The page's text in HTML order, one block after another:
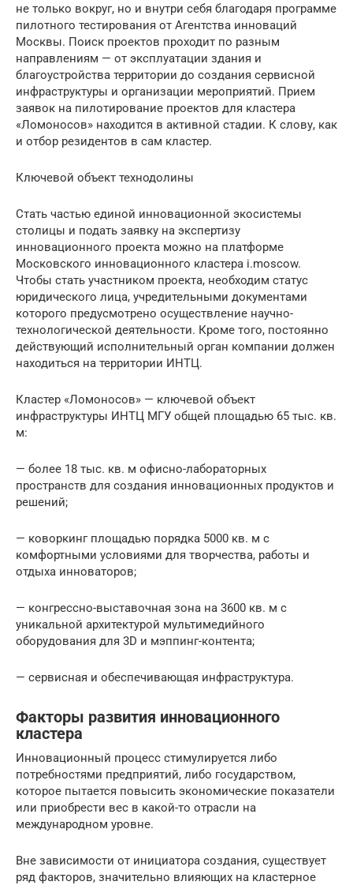
не только вокруг, но и внутри себя благодаря программе
пилотного тестирования от Агентства инноваций
Москвы. Поиск проектов проходит по разным
направлениям — от эксплуатации здания и
благоустройства территории до создания сервисной
инфраструктуры и организации мероприятий. Прием
заявок на пилотирование проектов для кластера
«Ломоносов» находится в активной стадии. К слову, как
и отбор резидентов в сам кластер.
Ключевой объект технодолины
Стать частью единой инновационной экосистемы
столицы и подать заявку на экспертизу
инновационного проекта можно на платформе
Московского инновационного кластера i.moscow.
Чтобы стать участником проекта, необходим статус
юридического лица, учредительными документами
которого предусмотрено осуществление научно-
технологической деятельности. Кроме того, постоянно
действующий исполнительный орган компании должен
находиться на территории ИНТЦ.
Кластер «Ломоносов» — ключевой объект
инфраструктуры ИНТЦ МГУ общей площадью 65 тыс. кв.
м:
— более 18 тыс. кв. м офисно-лабораторных
пространств для создания инновационных продуктов и
решений;
— коворкинг площадью порядка 5000 кв. м с
комфортными условиями для творчества, работы и
отдыха инноваторов;
— конгрессно-выставочная зона на 3600 кв. м с
уникальной архитектурой мультимедийного
оборудования для 3D и мэппинг-контента;
— сервисная и обеспечивающая инфраструктура.
Факторы развития инновационного
кластера
Инновационный процесс стимулируется либо
потребностями предприятий, либо государством,
которое пытается повысить экономические показатели
или приобрести вес в какой-то отрасли на
международном уровне.
Вне зависимости от инициатора создания, существует
ряд факторов, значительно влияющих на кластерное